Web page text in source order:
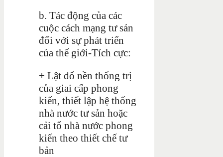
b. Tác động của các
cuộc cách mạng tư sản
đối với sự phát triển
của thế giới-Tích cực:
+ Lật đổ nền thống trị
của giai cấp phong
kiến, thiết lập hệ thống
nhà nước tư sản hoặc
cải tổ nhà nước phong
kiến theo thiết chế tư
bản